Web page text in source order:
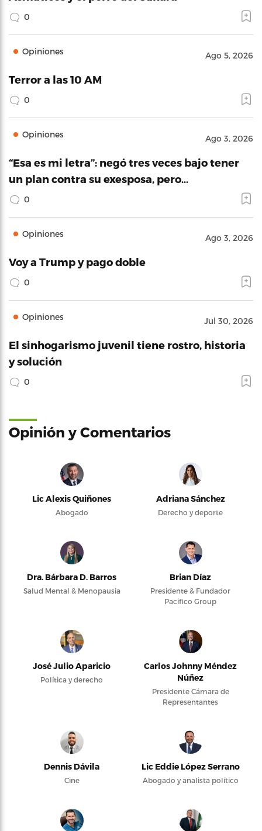
0
Opiniones Ago 5, 2026
Terror a las 10 AM
0
Opiniones Ago 3, 2026
“Esa es mi letra”: negó tres veces bajo tener
un plan contra su exesposa, pero…
0
Opiniones Ago 3, 2026
Voy a Trump y pago doble
0
Opiniones Jul 30, 2026
El sinhogarismo juvenil tiene rostro, historia
y solución
0
Opinión y Comentarios
Lic Alexis Quiñones
Abogado
Adriana Sánchez
Derecho y deporte
Dra. Bárbara D. Barros
Salud Mental & Menopausia
Brian Díaz
Presidente & Fundador
Pacifico Group
José Julio Aparicio
Política y derecho
Carlos Johnny Méndez
Núñez
Presidente Cámara de
Representantes
Dennis Dávila
Cine
Lic Eddie López Serrano
Abogado y analista político